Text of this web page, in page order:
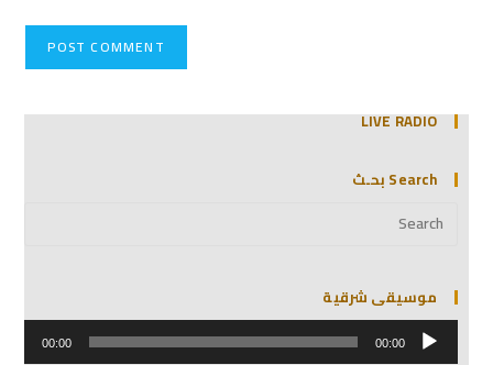
LIVE RADIO
Search بحـث
موسيقى شرقية
مشغل
الصوت 00:00
00:00